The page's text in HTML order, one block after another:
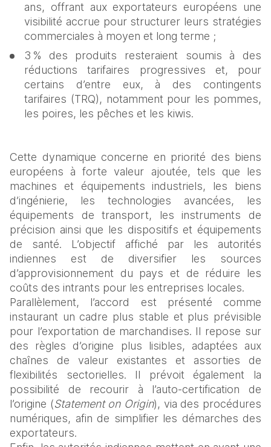
ans, offrant aux exportateurs européens une
visibilité accrue pour structurer leurs stratégies
commerciales à moyen et long terme ;
3 % des produits resteraient soumis à des
réductions tarifaires progressives et, pour
certains d’entre eux, à des contingents
tarifaires (TRQ), notamment pour les pommes,
les poires, les pêches et les kiwis.
Cette dynamique concerne en priorité des biens
européens à forte valeur ajoutée, tels que les
machines et équipements industriels, les biens
d’ingénierie, les technologies avancées, les
équipements de transport, les instruments de
précision ainsi que les dispositifs et équipements
de santé. L’objectif affiché par les autorités
indiennes est de diversifier les sources
d’approvisionnement du pays et de réduire les
coûts des intrants pour les entreprises locales.
Parallèlement, l’accord est présenté comme
instaurant un cadre plus stable et plus prévisible
pour l’exportation de marchandises. Il repose sur
des règles d’origine plus lisibles, adaptées aux
chaînes de valeur existantes et assorties de
flexibilités sectorielles. Il prévoit également la
possibilité de recourir à l’auto‑certification de
l’origine (Statement on Origin), via des procédures
numériques, afin de simplifier les démarches des
exportateurs.